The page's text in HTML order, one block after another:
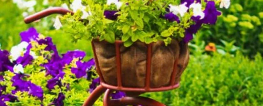
wlad-99 7 сентября 2021, 14:57
Что за паук? Как он называется? 3
Что за паук, подскажите? Полз по стене комнаты
ночью, причем уже второй! Живу на Юге Украины.
Паук Паук Паук